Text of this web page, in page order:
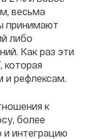
весьма
принимают
либо
Как раз эти
которая
и рефлексам.
к
более
интеграцию